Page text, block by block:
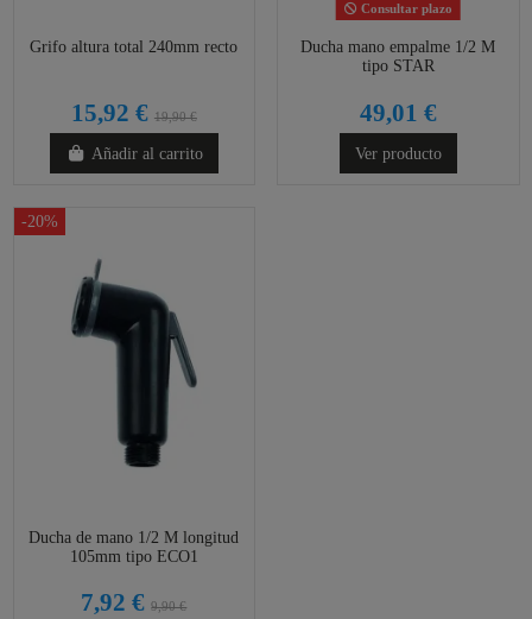
Grifo altura total 240mm recto
15,92 € 19,90 €
Añadir al carrito
Consultar plazo
Ducha mano empalme 1/2 M
tipo STAR
49,01 €
Ver producto
-20%
Ducha de mano 1/2 M longitud
105mm tipo ECO1
7,92 €9,90 €